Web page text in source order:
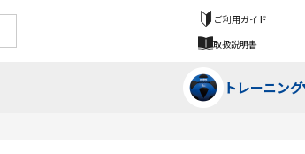
ご利用ガイド
取扱説明書
トレーニング